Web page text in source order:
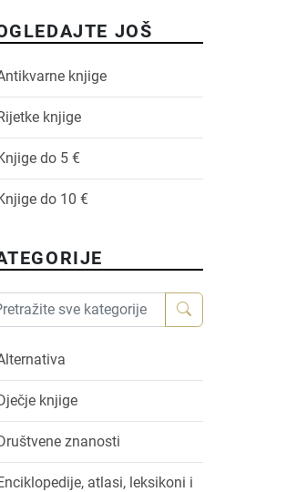
JOŠ
knjige
knjige
do 5 €
do 10 €
knjige
znanosti
atlasi, leksikoni i